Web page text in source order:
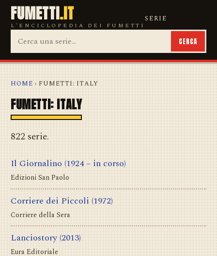
FUMETTI.IT
L'ENCICLOPEDIA DEI FUMETTI
SERIE
CERCA
HOME › FUMETTI: ITALY
FUMETTI: ITALY
822 serie.
Il Giornalino (1924 – in corso)
Edizioni San Paolo
Corriere dei Piccoli (1972)
Corriere della Sera
Lanciostory (2013)
Eura Editoriale